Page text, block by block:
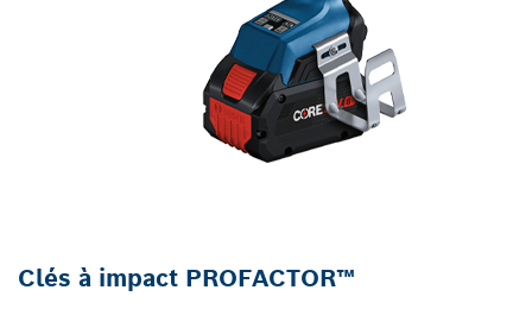
Clés à impact PROFACTOR™